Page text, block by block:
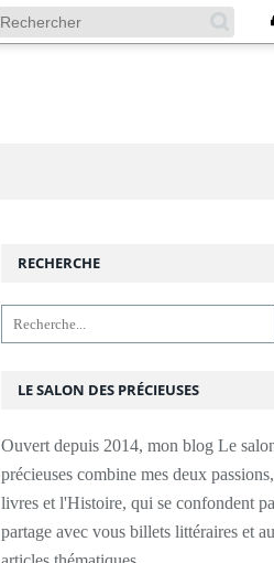
RECHERCHE
LE SALON DES PRÉCIEUSES
Ouvert depuis 2014, mon blog Le
précieuses combine mes deux
livres et l'Histoire, qui se confondent
partage avec vous billets littéraires et